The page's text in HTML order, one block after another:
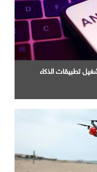
تطبيقات الذكاء